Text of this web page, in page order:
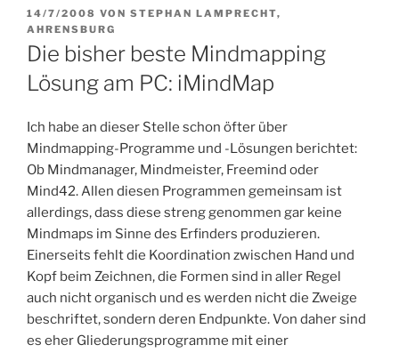
VERÖFFENTLICHT
AM
14/7/2008 VON STEPHAN LAMPRECHT,
AHRENSBURG
Die bisher beste Mindmapping
Lösung am PC: iMindMap
Ich habe an dieser Stelle schon öfter über
Mindmapping-Programme und -Lösungen berichtet:
Ob Mindmanager, Mindmeister, Freemind oder
Mind42. Allen diesen Programmen gemeinsam ist
allerdings, dass diese streng genommen gar keine
Mindmaps im Sinne des Erfinders produzieren.
Einerseits fehlt die Koordination zwischen Hand und
Kopf beim Zeichnen, die Formen sind in aller Regel
auch nicht organisch und es werden nicht die Zweige
beschriftet, sondern deren Endpunkte. Von daher sind
es eher Gliederungsprogramme mit einer